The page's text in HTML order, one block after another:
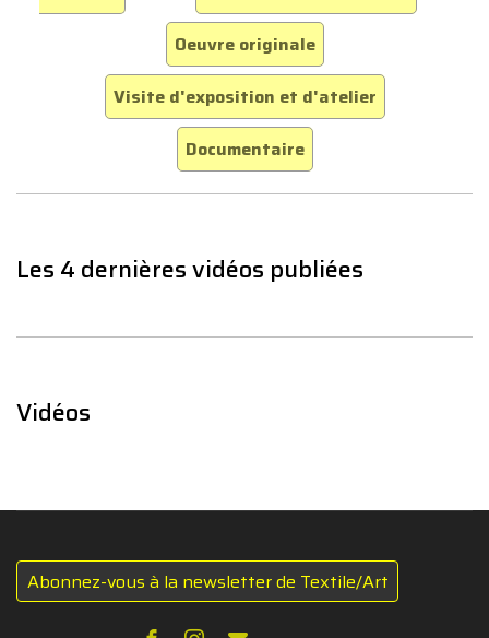
Oeuvre originale
Visite d'exposition et d'atelier
Documentaire
Les 4 dernières vidéos publiées
Vidéos
Abonnez-vous à la newsletter de Textile/Art